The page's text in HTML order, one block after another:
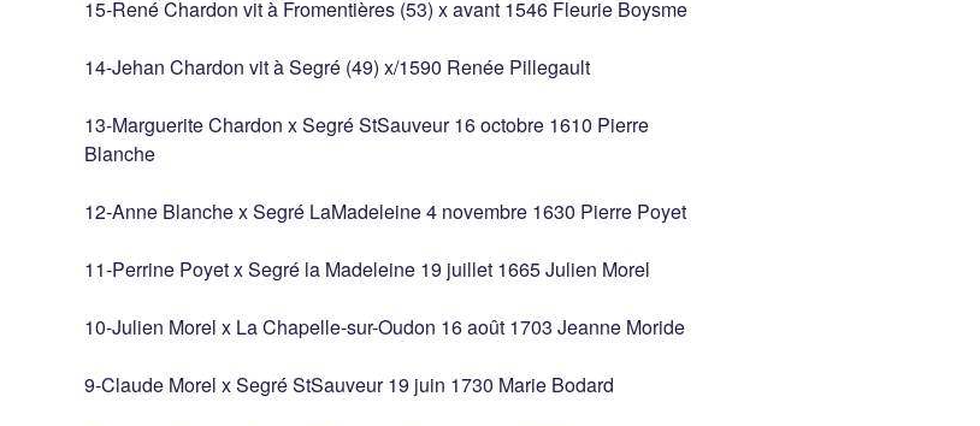
15-René Chardon vit à Fromentières (53) x avant 1546 Fleurie Boysme
14-Jehan Chardon vit à Segré (49) x/1590 Renée Pillegault
13-Marguerite Chardon x Segré StSauveur 16 octobre 1610 Pierre
Blanche
12-Anne Blanche x Segré LaMadeleine 4 novembre 1630 Pierre Poyet
11-Perrine Poyet x Segré la Madeleine 19 juillet 1665 Julien Morel
10-Julien Morel x La Chapelle-sur-Oudon 16 août 1703 Jeanne Moride
9-Claude Morel x Segré StSauveur 19 juin 1730 Marie Bodard